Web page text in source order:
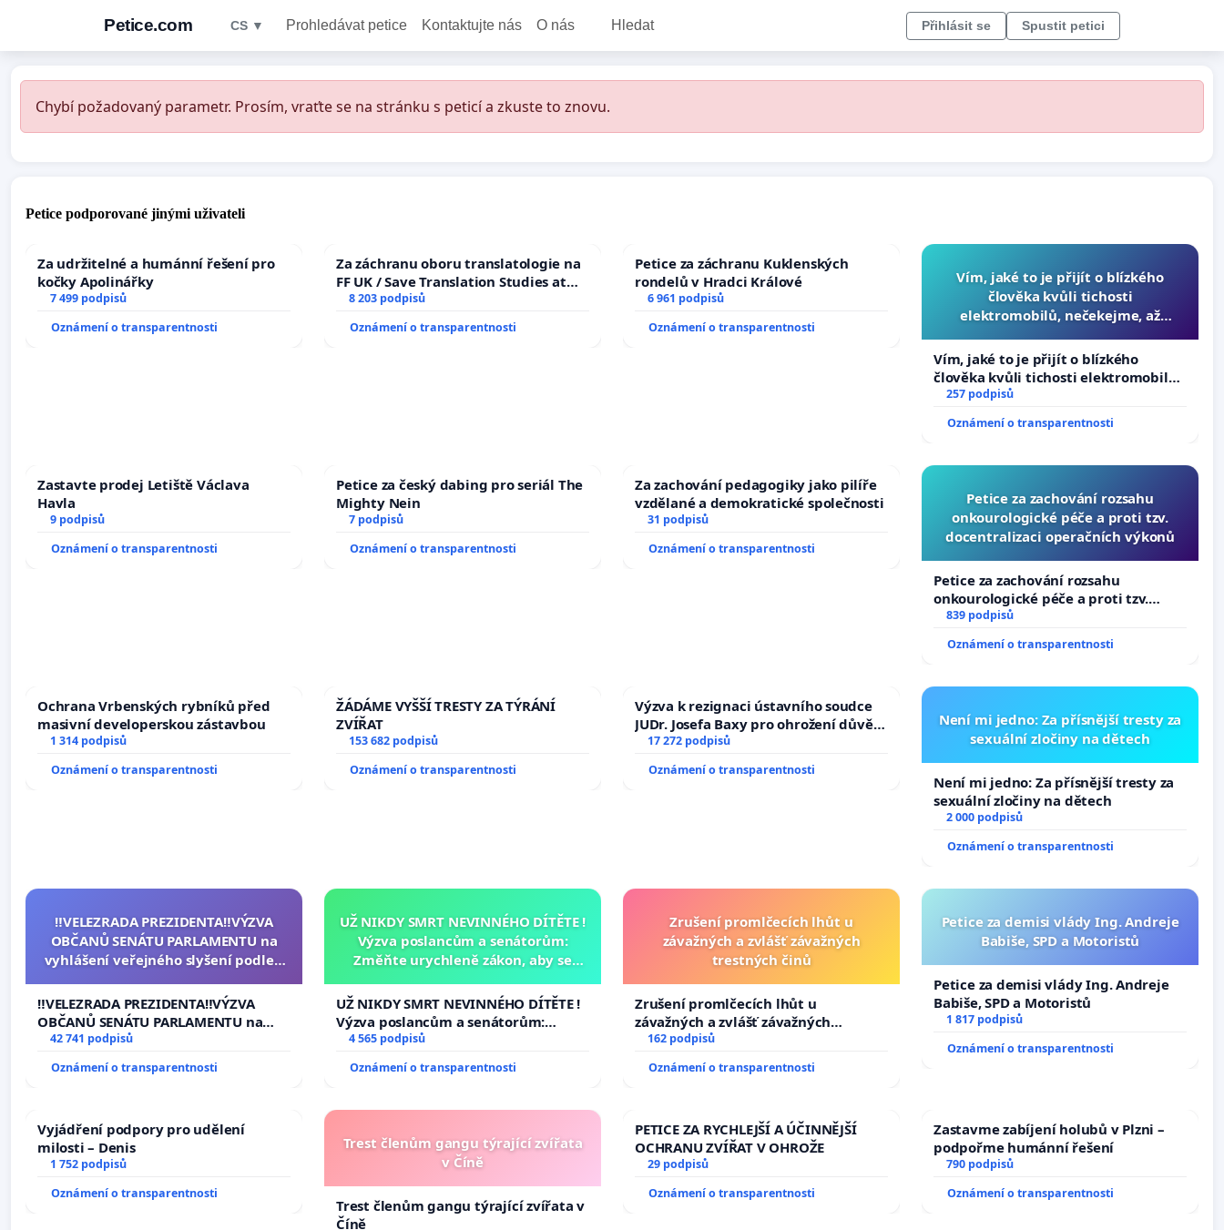
Petice.com CS ▼ Prohledávat petice Kontaktujte nás O nás Hledat Přihlásit se Spustit petici
Chybí požadovaný parametr. Prosím, vraťte se na stránku s peticí a zkuste to znovu.
Petice podporované jinými uživateli
Za udržitelné a humánní řešení pro
kočky Apolinářky
7 499 podpisů
Oznámení o transparentnosti
Za záchranu oboru translatologie na
FF UK / Save Translation Studies at
the Faculty of Arts, Charles
University
8 203 podpisů
Oznámení o transparentnosti
Petice za záchranu Kuklenských
rondelů v Hradci Králové
6 961 podpisů
Oznámení o transparentnosti
Vím, jaké to je přijít o blízkého
člověka kvůli tichosti
elektromobilů, nečekejme, až
auta!
Vím, jaké to je přijít o blízkého
člověka kvůli tichosti elektromobilů,
nečekejme, až přibydou další,
zaveďme slyšitelná auta!
257 podpisů
Oznámení o transparentnosti
Zastavte prodej Letiště Václava
Havla
9 podpisů
Oznámení o transparentnosti
Petice za český dabing pro seriál The
Mighty Nein
7 podpisů
Oznámení o transparentnosti
Za zachování pedagogiky jako pilíře
vzdělané a demokratické společnosti
31 podpisů
Oznámení o transparentnosti
Petice za zachování rozsahu
onkourologické péče a proti tzv.
docentralizaci operačních výkonů
Petice za zachování rozsahu
onkourologické péče a proti tzv.
docentralizaci operačních výkonů
839 podpisů
Oznámení o transparentnosti
Ochrana Vrbenských rybníků před
masivní developerskou zástavbou
1 314 podpisů
Oznámení o transparentnosti
ŽÁDÁME VYŠŠÍ TRESTY ZA TÝRÁNÍ
ZVÍŘAT
153 682 podpisů
Oznámení o transparentnosti
Výzva k rezignaci ústavního soudce
JUDr. Josefa Baxy pro ohrožení důvěry
ve spravedlivý proces
17 272 podpisů
Oznámení o transparentnosti
Není mi jedno: Za přísnější tresty za
sexuální zločiny na dětech
Není mi jedno: Za přísnější tresty za
sexuální zločiny na dětech
2 000 podpisů
Oznámení o transparentnosti
‼️VELEZRADA PREZIDENTA‼️VÝZVA
OBČANŮ SENÁTU PARLAMENTU na
vyhlášení veřejného slyšení podle §
na přijetí usnesení k podání ústavní
žaloby na prezidenta republiky
‼️VELEZRADA PREZIDENTA‼️VÝZVA
OBČANŮ SENÁTU PARLAMENTU na
vyhlášení veřejného slyšení podle §
144 jednacího řádu Senátu k návrhu
na přijetí usnesení k podání ústavní
42 741 podpisů
Oznámení o transparentnosti
UŽ NIKDY SMRT NEVINNÉHO DÍTĚTE !
Výzva poslancům a senátorům:
Změňte urychleně zákon, aby se
opakovat!
UŽ NIKDY SMRT NEVINNÉHO DÍTĚTE !
Výzva poslancům a senátorům:
Změňte urychleně zákon, aby se
tragédie malé Viktorky už nemohla
opakovat!
4 565 podpisů
Oznámení o transparentnosti
Zrušení promlčecích lhůt u
závažných a zvlášť závažných
trestných činů
Zrušení promlčecích lhůt u
závažných a zvlášť závažných
trestných činů
162 podpisů
Oznámení o transparentnosti
Petice za demisi vlády Ing. Andreje
Babiše, SPD a Motoristů
Petice za demisi vlády Ing. Andreje
Babiše, SPD a Motoristů
1 817 podpisů
Oznámení o transparentnosti
Vyjádření podpory pro udělení
milosti – Denis
1 752 podpisů
Oznámení o transparentnosti
Trest členům gangu týrající zvířata
v Číně
Trest členům gangu týrající zvířata v
Číně
PETICE ZA RYCHLEJŠÍ A ÚČINNĚJŠÍ
OCHRANU ZVÍŘAT V OHROŽE
29 podpisů
Oznámení o transparentnosti
Zastavme zabíjení holubů v Plzni –
podpořme humánní řešení
790 podpisů
Oznámení o transparentnosti